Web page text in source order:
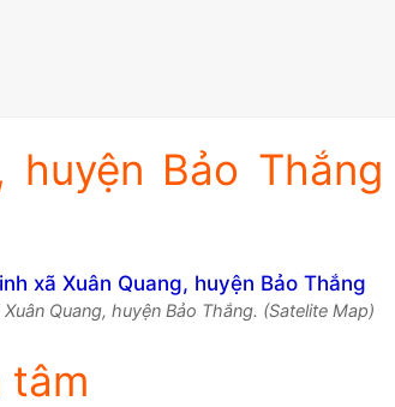
huyện Bảo
Quang, huyện Bảo Thắng. (Satelite Map)
tâm